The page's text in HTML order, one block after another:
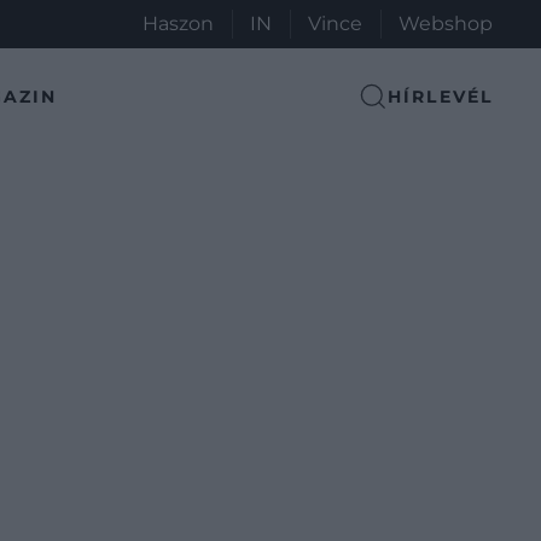
Haszon IN Vince Webshop
HÍRLEVÉL